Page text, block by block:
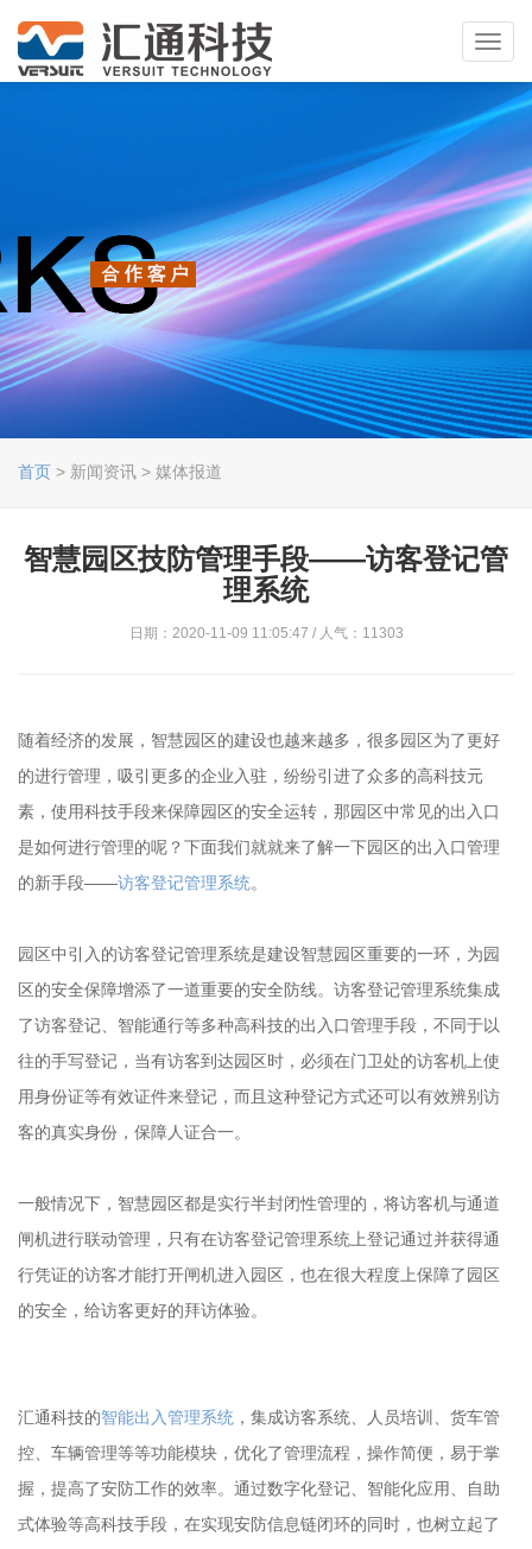
首页 > 新闻资讯 > 媒体报道
智慧园区技防管理手段——访客登记管
理系统
日期：2020-11-09 11:05:47 / 人气：11303
随着经济的发展，智慧园区的建设也越来越多，很多园区为了更好
的进行管理，吸引更多的企业入驻，纷纷引进了众多的高科技元
素，使用科技手段来保障园区的安全运转，那园区中常见的出入口
是如何进行管理的呢？下面我们就就来了解一下园区的出入口管理
的新手段——访客登记管理系统。
园区中引入的访客登记管理系统是建设智慧园区重要的一环，为园
区的安全保障增添了一道重要的安全防线。访客登记管理系统集成
了访客登记、智能通行等多种高科技的出入口管理手段，不同于以
往的手写登记，当有访客到达园区时，必须在门卫处的访客机上使
用身份证等有效证件来登记，而且这种登记方式还可以有效辨别访
客的真实身份，保障人证合一。
一般情况下，智慧园区都是实行半封闭性管理的，将访客机与通道
闸机进行联动管理，只有在访客登记管理系统上登记通过并获得通
行凭证的访客才能打开闸机进入园区，也在很大程度上保障了园区
的安全，给访客更好的拜访体验。
汇通科技的智能出入管理系统 ，集成访客系统、人员培训、货车管
控、车辆管理等等功能模块，优化了管理流程，操作简便，易于掌
握，提高了安防工作的效率。通过数字化登记、智能化应用、自助
式体验等高科技手段，在实现安防信息链闭环的同时，也树立起了